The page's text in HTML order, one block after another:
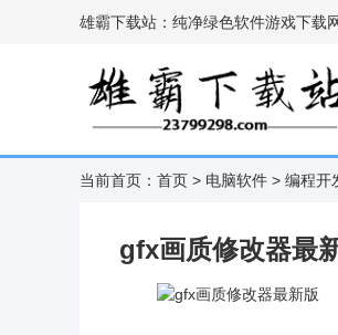
雄霸下载站：纯净绿色软件游戏下载
当前首页： 首页 > 电脑软件 > 编程开
gfx画质修改器最